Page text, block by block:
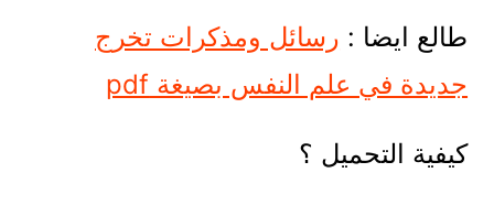
طالع ايضا : رسائل ومذكرات تخرج
جديدة في علم النفس بصيغة pdf
كيفية التحميل ؟